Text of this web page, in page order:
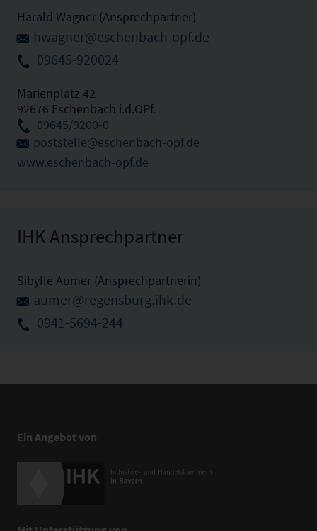
Harald Wagner (Ansprechpartner)
hwagner@eschenbach-opf.de
09645-920024
Marienplatz 42
92676 Eschenbach i.d.OPf.
09645/9200-0
poststelle@eschenbach-opf.de
www.eschenbach-opf.de
IHK Ansprechpartner
Sibylle Aumer (Ansprechpartnerin)
aumer@regensburg.ihk.de
0941-5694-244
Ein Angebot von